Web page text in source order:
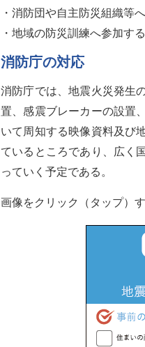
・消防団や自主防災組織等
・地域の防災訓練へ参加す
消防庁の対応
消防庁では、地震火災発生
置、感震ブレーカーの設置
いて周知する映像資料及び
ているところであり、広く
っていく予定である。
画像をクリック（タップ）